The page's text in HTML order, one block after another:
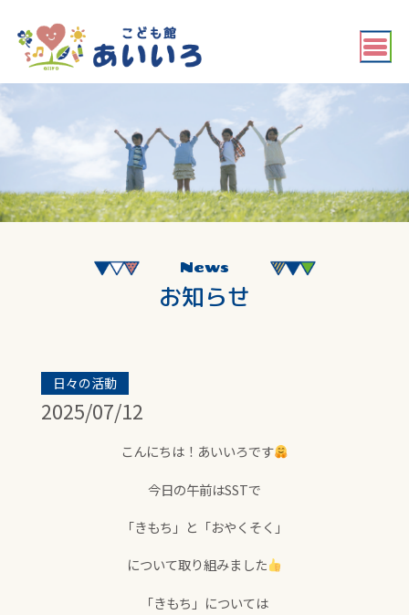
News
お知らせ
日々の活動
2025/07/12
こんにちは！あいいろです
今日の午前はSSTで
「きもち」と「おやくそく」
について取り組みました
「きもち」については